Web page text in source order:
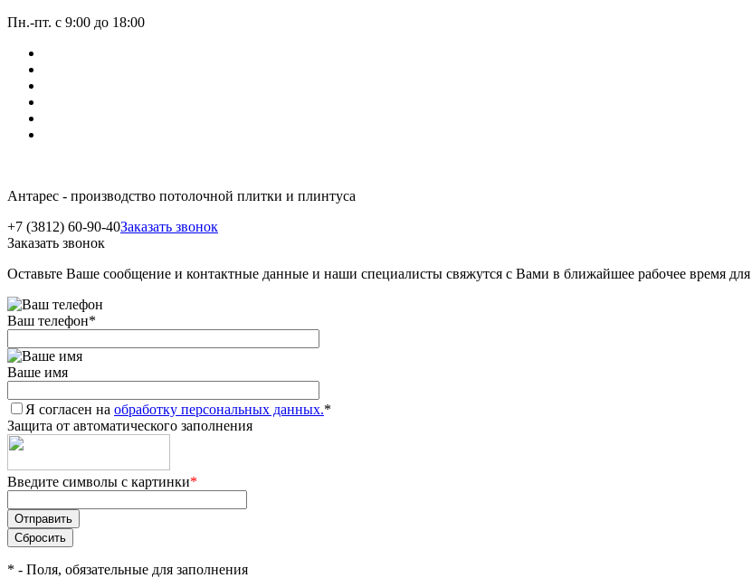
Пн.-пт. с 9:00 до 18:00
Антарес - производство потолочной плитки и плинтуса
+7 (3812) 60-90-40Заказать звонок
Заказать звонок
Оставьте Ваше сообщение и контактные данные и наши специалисты свяжутся с Вами в ближайшее рабочее время
Ваш телефон*
Ваше имя
Я согласен на обработку персональных данных.*
Защита от автоматического заполнения
Введите символы с картинки*
* - Поля, обязательные для заполнения